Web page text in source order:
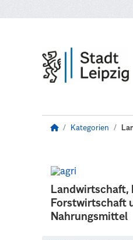
Kategorien
Landwirtschaft,
Forstwirtschaft
Nahrungsmittel